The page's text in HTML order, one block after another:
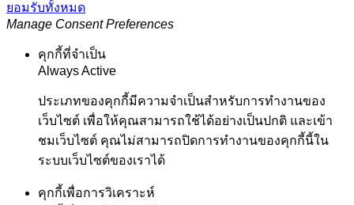
ยอมรับทั้งหมด
Manage Consent Preferences
คุกกี้ที่จำเป็น
Always Active
ประเภทของคุกกี้มีความจำเป็นสำหรับการทำงานของ
เว็บไซต์ เพื่อให้คุณสามารถใช้ได้อย่างเป็นปกติ และเข้า
ชมเว็บไซต์ คุณไม่สามารถปิดการทำงานของคุกกี้นี้ใน
ระบบเว็บไซต์ของเราได้
คุกกี้เพื่อการวิเคราะห์